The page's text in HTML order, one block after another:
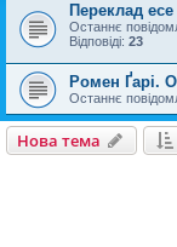
Переклад
Останнє
Відповіді: 23
Ромен Ґарі.
Останнє
Нова тема